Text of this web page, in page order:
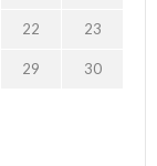
22 23
29 30